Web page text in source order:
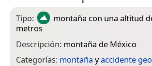
Tipo: montaña con una altitud
metros
Descripción: montaña de México
Categorías: montaña yaccidente